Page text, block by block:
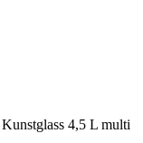
4,5 L multi